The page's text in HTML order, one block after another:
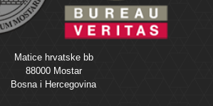
Matice hrvatske bb
88000 Mostar
Bosna i Hercegovina